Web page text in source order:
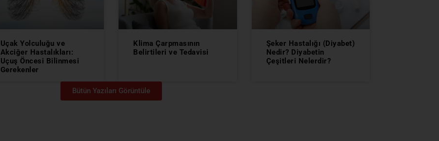
Uçak Yolculuğu ve
Akciğer Hastalıkları:
Uçuş Öncesi Bilinmesi
Gerekenler
Klima Çarpmasının
Belirtileri ve Tedavisi
Şeker Hastalığı (Diyabet)
Nedir? Diyabetin
Çeşitleri Nelerdir?
Bütün Yazıları Görüntüle